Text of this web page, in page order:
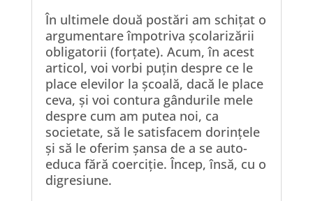
În ultimele două postări am schițat o
argumentare împotriva școlarizării
obligatorii (forțate). Acum, în acest
articol, voi vorbi puțin despre ce le
place elevilor la școală, dacă le place
ceva, și voi contura gândurile mele
despre cum am putea noi, ca
societate, să le satisfacem dorințele
și să le oferim șansa de a se auto-
educa fără coerciție. Încep, însă, cu o
digresiune.